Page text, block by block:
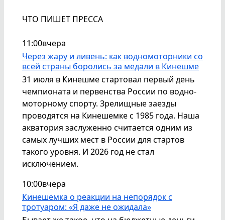
ЧТО ПИШЕТ ПРЕССА
11:00вчера
Через жару и ливень: как водномоторники со
всей страны боролись за медали в Кинешме
31 июля в Кинешме стартовал первый день
чемпионата и первенства России по водно-
моторному спорту. Зрелищные заезды
проводятся на Кинешемке с 1985 года. Наша
акватория заслуженно считается одним из
самых лучших мест в России для стартов
такого уровня. И 2026 год не стал
исключением.
10:00вчера
Кинешемка о реакции на непорядок с
тротуаром: «Я даже не ожидала»